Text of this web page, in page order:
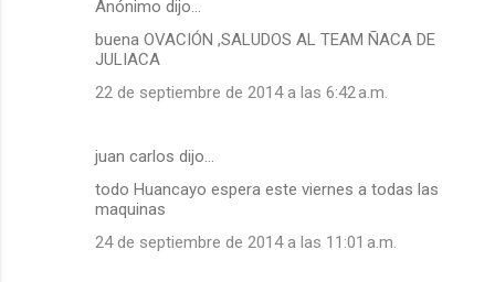
Anónimo dijo…
buena OVACIÓN ,SALUDOS AL TEAM ÑACA DE
JULIACA
22 de septiembre de 2014 a las 6:42 a.m.
juan carlos dijo…
todo Huancayo espera este viernes a todas las
maquinas
24 de septiembre de 2014 a las 11:01 a.m.